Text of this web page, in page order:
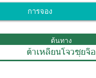
การจอง
ต้นทาง
ต้าเหลียนโจวซุยจือ